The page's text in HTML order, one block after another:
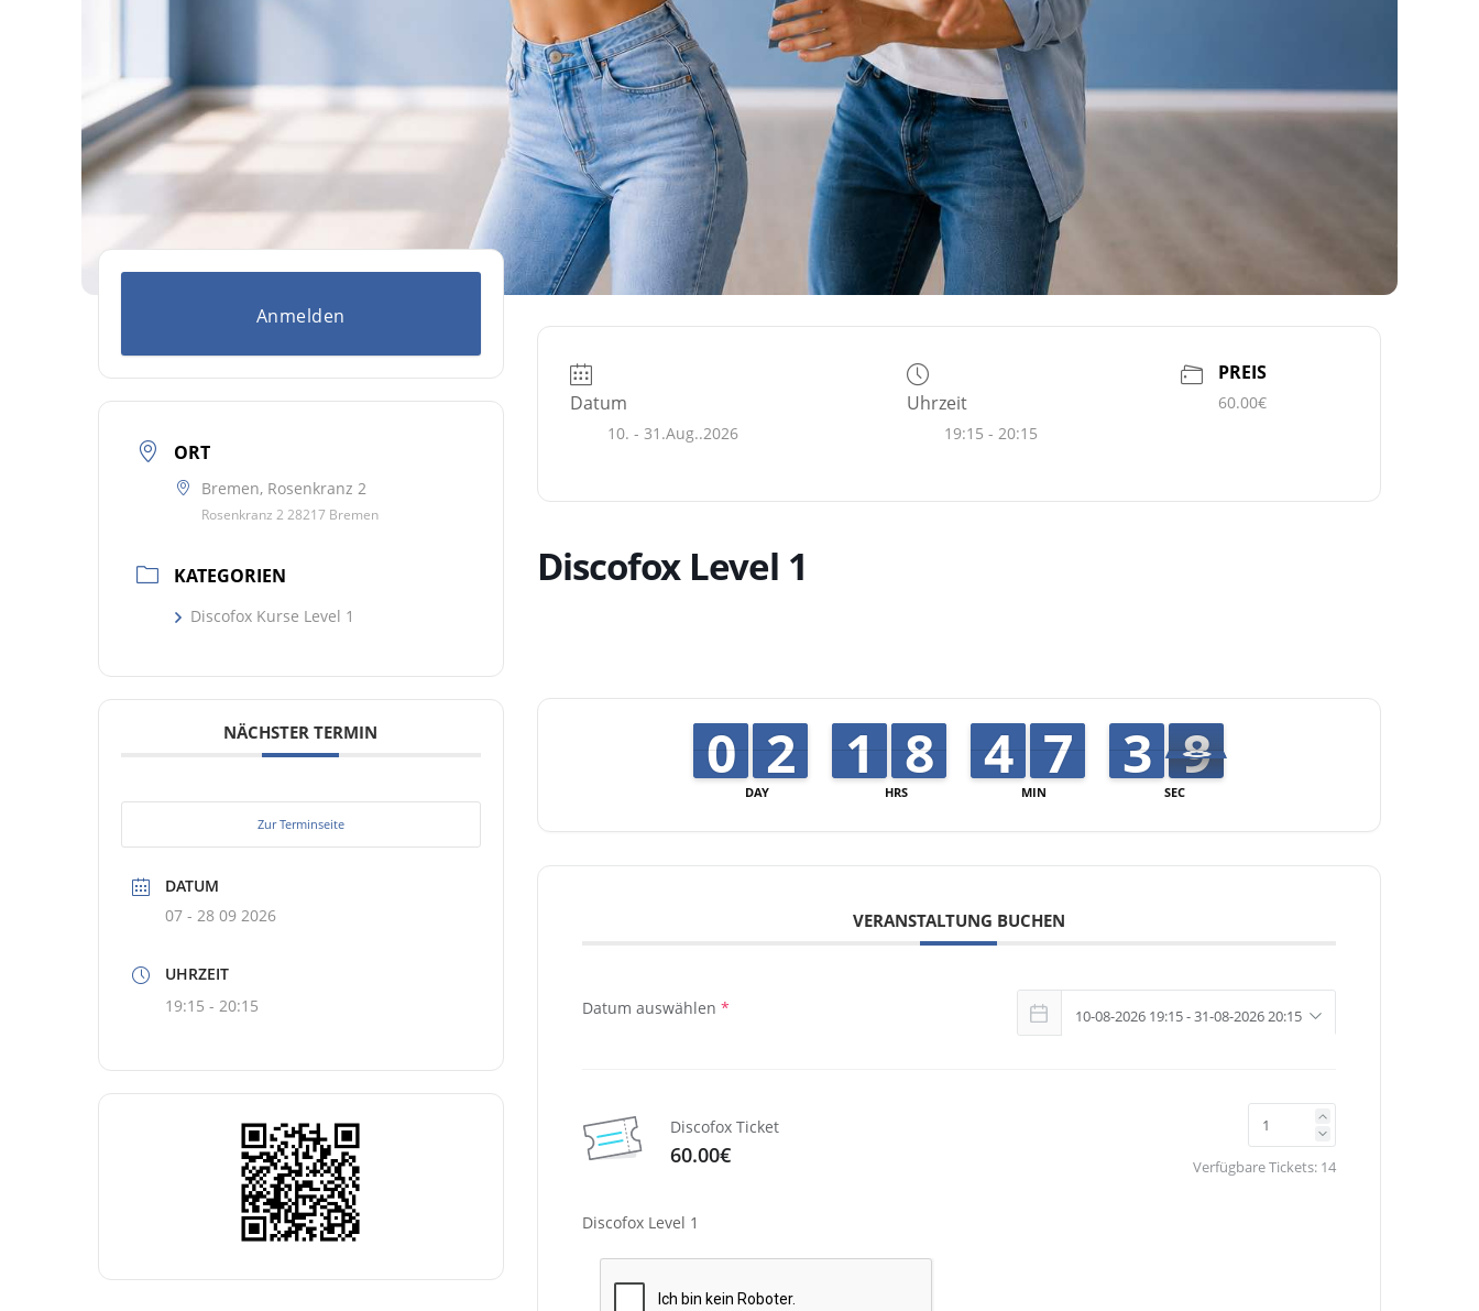
Anmelden
ORT
Bremen, Rosenkranz 2
Rosenkranz 2 28217 Bremen
KATEGORIEN
Discofox Kurse Level 1
NÄCHSTER TERMIN
Zur Terminseite
DATUM
07 - 28 09 2026
UHRZEIT
19:15 - 20:15
Datum
10. - 31.Aug..2026
Uhrzeit
19:15 - 20:15
PREIS
60.00€
Discofox Level 1
DAY
9
9
0
0 1
1
2
2
HRS
1
1
1
1 7
7
8
8
MIN
3
3
4
4 6
6
7
7
SEC
4
3
3 8
8
7
VERANSTALTUNG BUCHEN
Datum auswählen *
Discofox Ticket
60.00€ Verfügbare Tickets: 14
Discofox Level 1